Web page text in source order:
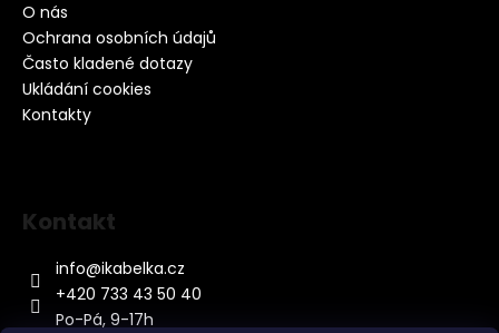
O nás
Ochrana osobních údajů
Často kladené dotazy
Ukládání cookies
Kontakty
Kontakt
info@ikabelka.cz
+420 733 43 50 40
Po-Pá, 9-17h